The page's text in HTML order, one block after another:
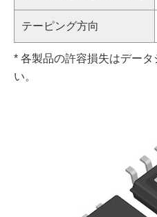
テーピング方向
* 各製品の許容損失はデー
い。